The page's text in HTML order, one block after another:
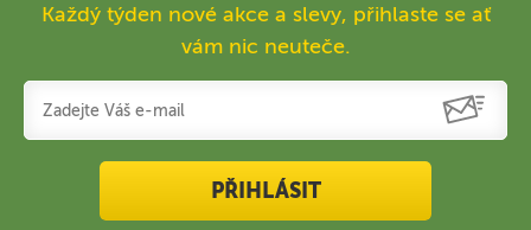
Každý týden nové akce a slevy, přihlaste se ať
vám nic neuteče.
PŘIHLÁSIT